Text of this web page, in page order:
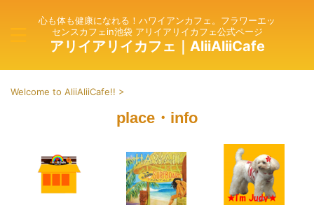
心も体も健康になれる！ハワイアンカフェ。フラワーエッ
センスカフェin池袋 アリイアリイカフェ公式ページ
アリイアリイカフェ｜AliiAliiCafe
Welcome to AliiAliiCafe!! >
place・info